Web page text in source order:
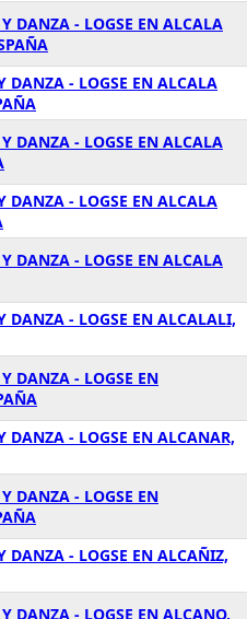
DANZA - LOGSE EN ALCALA
DANZA - LOGSE EN ALCALA
DANZA - LOGSE EN ALCALA
DANZA - LOGSE EN ALCALA
DANZA - LOGSE EN ALCALA
DANZA - LOGSE EN ALCALALI,
DANZA - LOGSE EN
DANZA - LOGSE EN ALCANAR,
DANZA - LOGSE EN
DANZA - LOGSE EN ALCAÑIZ,
DANZA - LOGSE EN ALCANO,